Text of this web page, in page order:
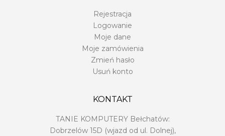
Rejestracja
Logowanie
Moje dane
Moje zamówienia
Zmień hasło
Usuń konto
KONTAKT
TANIE KOMPUTERY Bełchatów:
Dobrzelów 15D (wjazd od ul. Dolnej),